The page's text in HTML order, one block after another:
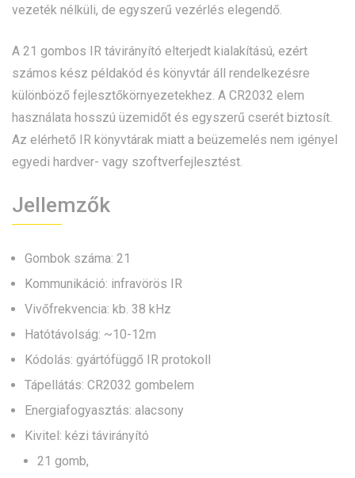
vezeték nélküli, de egyszerű vezérlés elegendő.
A 21 gombos IR távirányító elterjedt kialakítású, ezért
számos kész példakód és könyvtár áll rendelkezésre
különböző fejlesztőkörnyezetekhez. A CR2032 elem
használata hosszú üzemidőt és egyszerű cserét biztosít.
Az elérhető IR könyvtárak miatt a beüzemelés nem igényel
egyedi hardver- vagy szoftverfejlesztést.
Jellemzők
Gombok száma: 21
Kommunikáció: infravörös IR
Vivőfrekvencia: kb. 38 kHz
Hatótávolság: ~10-12m
Kódolás: gyártófüggő IR protokoll
Tápellátás: CR2032 gombelem
Energiafogyasztás: alacsony
Kivitel: kézi távirányító
21 gomb,